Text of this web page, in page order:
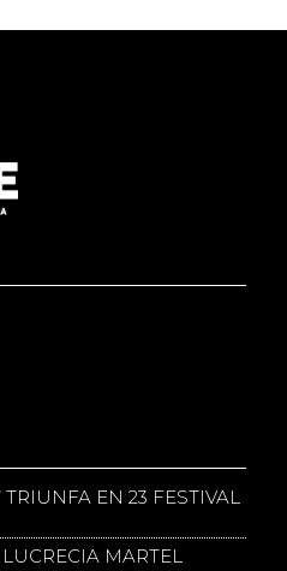
TRIUNFA EN 23 FESTIVAL
MARTEL